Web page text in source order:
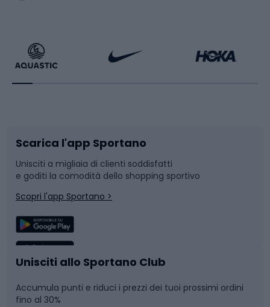
Bikepacking
Bushcraft
Corsa
Sport di squadra
Caschi da ciclismo
Skitouring
Sport con le racchette
Slitte e slittini
Snowboard
Camminata nordica
Nuoto
Pattinaggio
Scarica l'app Sportano
Unisciti a migliaia di clienti soddisfatti
e goditi la comodità dello shopping sportivo
Scopri l'app Sportano >
Unisciti allo Sportano Club
Accumula punti e riduci i prezzi dei tuoi prossimi ordini
fino al 30%